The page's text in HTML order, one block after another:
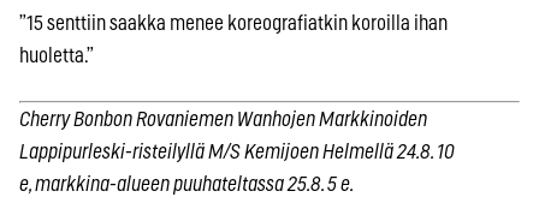
”15 senttiin saakka menee koreografiatkin koroilla ihan
huoletta.”
Cherry Bonbon Rovaniemen Wanhojen Markkinoiden
Lappipurleski-risteilyllä M/S Kemijoen Helmellä 24.8. 10
e, markkina-alueen puuhateltassa 25.8. 5 e.